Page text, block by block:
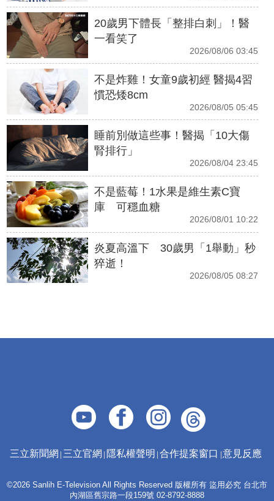
20歲男下體長「整排白刺」！醫
一看笑了
2026/08/06 03:45
不是炸雞！女童9歲初經 醫揭4習
慣恐矮8cm
2026/08/05 05:45
睡前別做這些事！醫揭「10大傷
腎排行」
2026/08/04 23:45
不是藍莓！1水果是維生素C寶
庫 可穩血糖
2026/08/01 10:22
炎夏高溫下 30歲男「1舉動」秒
猝逝！
2026/08/05 08:27
三立新聞網 三立官網 隱私權聲明 合作提案窗口 意見反應
©2026 Sanlih E-Television All Rights Reserved 版權所有 盜用必究 台北市
內湖區舊宗路一段159號 02-8792-8888